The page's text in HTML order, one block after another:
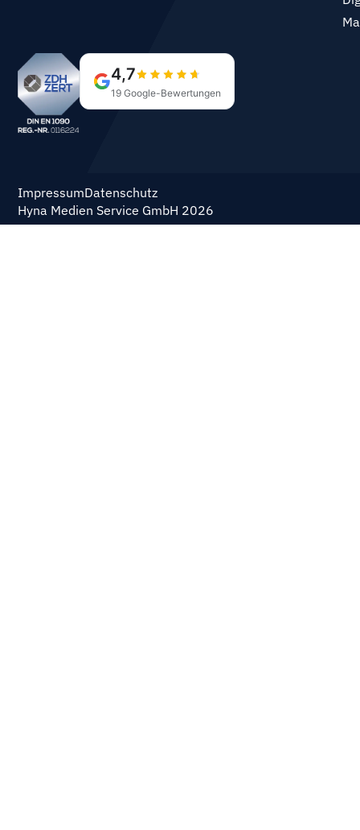
ImpressumDatenschutz
Hyna Medien Service GmbH 2026